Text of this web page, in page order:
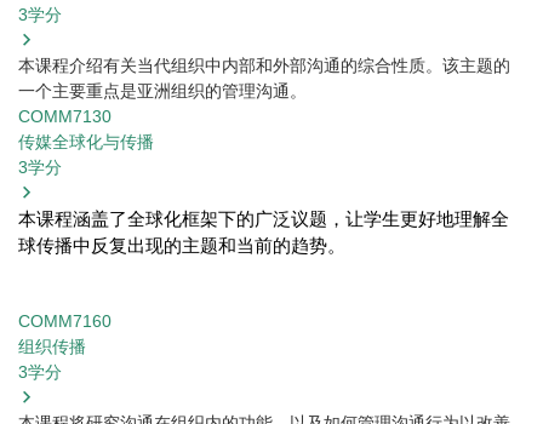
3学分
本课程介绍有关当代组织中内部和外部沟通的综合性质。该主题的
一个主要重点是亚洲组织的管理沟通。
COMM7130
传媒全球化与传播
3学分
本课程涵盖了全球化框架下的广泛议题，让学生更好地理解全
球传播中反复出现的主题和当前的趋势。
COMM7160
组织传播
3学分